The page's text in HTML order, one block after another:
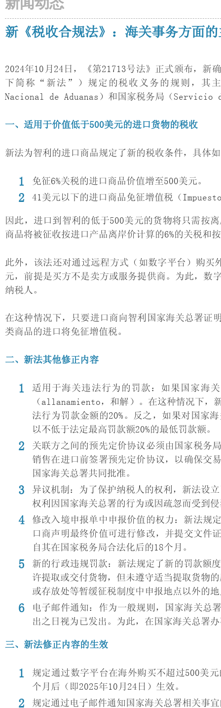
新《税收合规法》：海关事务方面
2024年10月24日，《第21713号法》正式颁布，
下简称“新法”）规定的税收义务的规则，其
Nacional de Aduanas）和国家税务局（Servicio
一、适用于价值低于500美元的进口货物的税收
新法为智利的进口商品规定了新的税收条件，具体
免征6%关税的进口商品价值增至500美元。
41美元以下的进口商品免征增值税（
因此，进口到智利的低于500美元的货物将只需按
商品将被征收按进口产品离岸价计算的6%的关税和
此外，该法还对通过远程方式（如数字平台）购
元，前提是买方不是卖方或服务提供商。为此，数
纳税人。
在这种情况下，只要进口商向智利国家海关总署证
类商品的进口将免征增值税。
二、新法其他修正内容
适用于海关违法行为的罚款：如果国家海
（allanamiento，和解）。在这种情况下，
法行为罚款金额的20%。反之，如果对国家
以不低于法定最高罚款额20%的最低罚款额。
关联方之间的预先定价协议必须由国家税务
销售在进口前签署预先定价协议，以确保交
国家海关总署共同批准。
异议机制：为了保护纳税人的权利，新法设
权利因国家海关总署的行为或因疏忽而受到
修改入境申报单中申报价值的权力：新法规
口商声明最终价值可进行修改，并提交文件
自其在国家税务局合法化后的18个月。
新的行政违规罚款：新法规定了新的罚款额
许提取或交付货物，但未遵守适当提取货物
或存放处等暂缓征税制度中申报地点以外的
电子邮件通知：作为一般规则，国家海关总
出之日视为已发出。为此，在国家海关总署
三、新法修正内容的生效
规定通过数字平台在海外购买不超过500美
个月后（即2025年10月24日）生效。
规定通过电子邮件通知国家海关总署相关事